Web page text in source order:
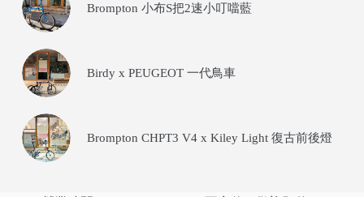
Brompton 小布S把2速小叮噹藍
Birdy x PEUGEOT 一代鳥車
Brompton CHPT3 V4 x Kiley Light 復古前後燈